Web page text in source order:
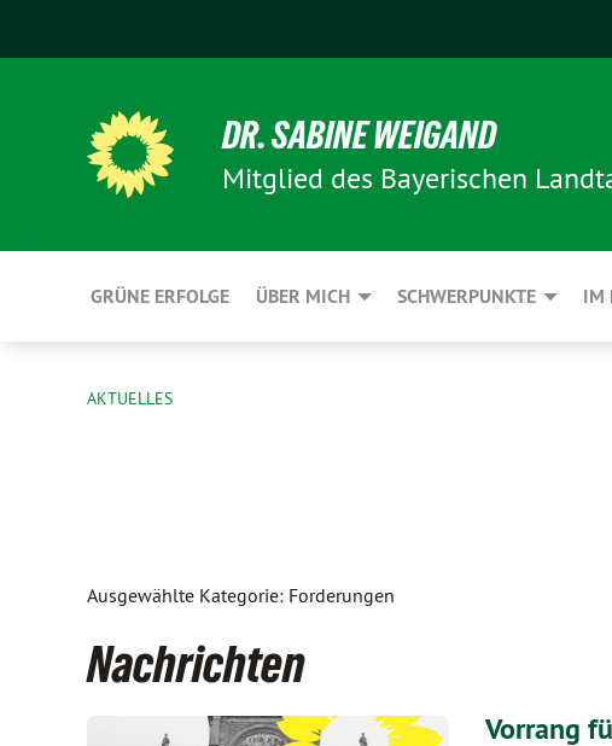
DR. SABINE WEIGAND
Mitglied des Bayerischen
GRÜNE ERFOLGE ÜBER MICH SCHWERPUNKTE IM
AKTUELLES
Ausgewählte Kategorie: Forderungen
Nachrichten
Vorrang